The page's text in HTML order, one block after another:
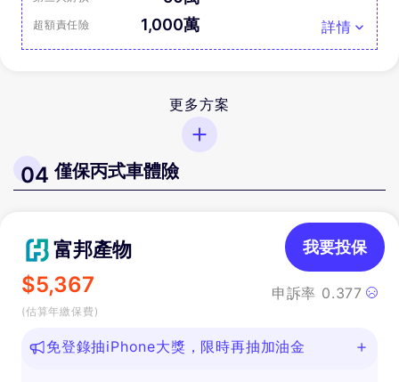
超額責任險 1,000萬 詳情
更多方案
04 僅保丙式車體險
富邦產物
$5,367
(估算年繳保費)
申訴率 0.377
我要投保
免登錄抽iPhone大獎，限時再抽加油金